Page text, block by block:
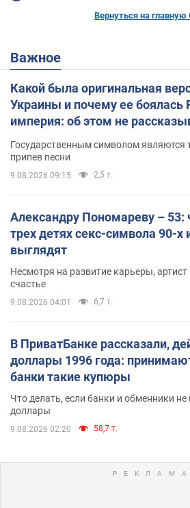
Вернуться на главную
Важное
Какой была оригинальная
Украины и почему ее боялась
империя: об этом не
Государственным символом являются
припев песни
9.08.2026 09:15 2,5 т.
Александру Пономареву – 53:
трех детях секс-символа 90-х
выглядят
Несмотря на развитие карьеры,
счастье
9.08.2026 04:01 6,7 т.
В ПриватБанке рассказали,
доллары 1996 года:
банки такие купюры
Что делать, если банки и обменники
доллары
9.08.2026 02:20 58,7 т.